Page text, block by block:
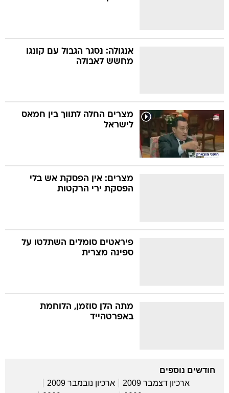
אנגולה: נסגר הגבול עם קונגו
מחשש לאבולה
מצרים החלה לתווך בין חמאס
לישראל
מצרים: אין הפסקת אש בלי
הפסקת ירי הרקטות
פיראטים סומלים השתלטו על
ספינה מצרית
מתה הלן סוזמן, הלוחמת
באפרטהייד
חודשים נוספים
ארכיון דצמבר 2009
ארכיון נובמבר 2009